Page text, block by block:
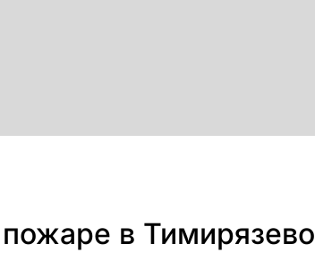
в Тимирязево